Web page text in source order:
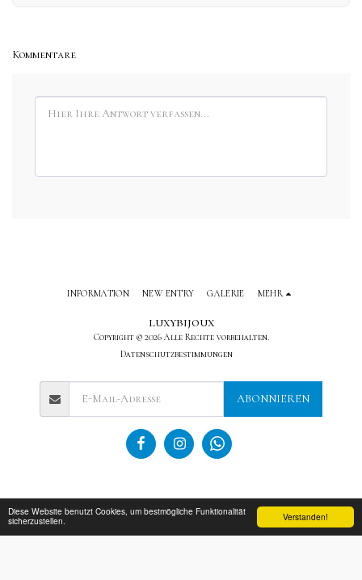
Verstanden!
Diese Website benutzt Cookies, um bestmögliche Funktionalität
sicherzustellen.
Kommentare
luxybijoux
Copyright © 2026 Alle Rechte vorbehalten.
Datenschutzbestimmungen
INFORMATION NEW ENTRY GALERIE MEHR
ABONNIEREN